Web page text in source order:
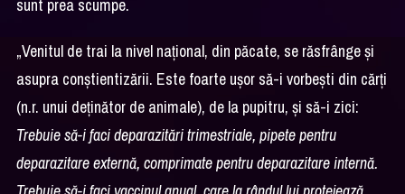
sunt prea scumpe.
„Venitul de trai la nivel național, din păcate, se răsfrânge și
asupra conștientizării. Este foarte ușor să-i vorbești din cărți
(n.r. unui deținător de animale), de la pupitru, și să-i zici:
Trebuie să-i faci deparazitări trimestriale, pipete pentru
deparazitare externă, comprimate pentru deparazitare internă.